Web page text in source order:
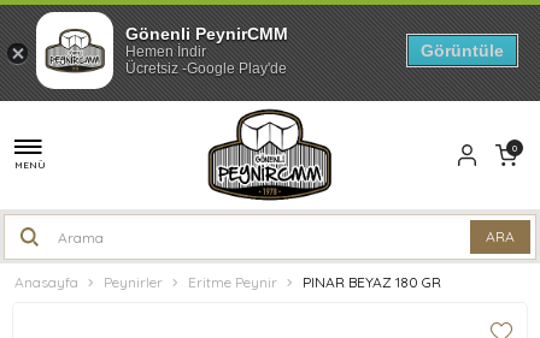
MENÜ
0
Anasayfa Peynirler Eritme Peynir PINAR BEYAZ 180 GR
Gönenli PeynirCMM
Hemen İndir
Ücretsiz -Google Play'de
Görüntüle